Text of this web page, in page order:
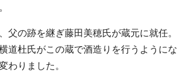
父の跡を継ぎ藤田美穂氏が蔵元に就任。
道杜氏がこの蔵で酒造りを行うようにな
わりました。